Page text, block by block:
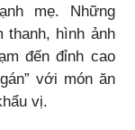
mẹ. Những
thanh, hình ảnh
đến đỉnh cao
với món ăn
vị.